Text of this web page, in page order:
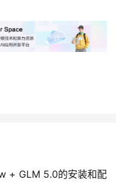
+ GLM 5.0的安装和配